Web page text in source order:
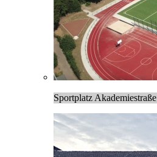
Sportplatz Akademiestraße